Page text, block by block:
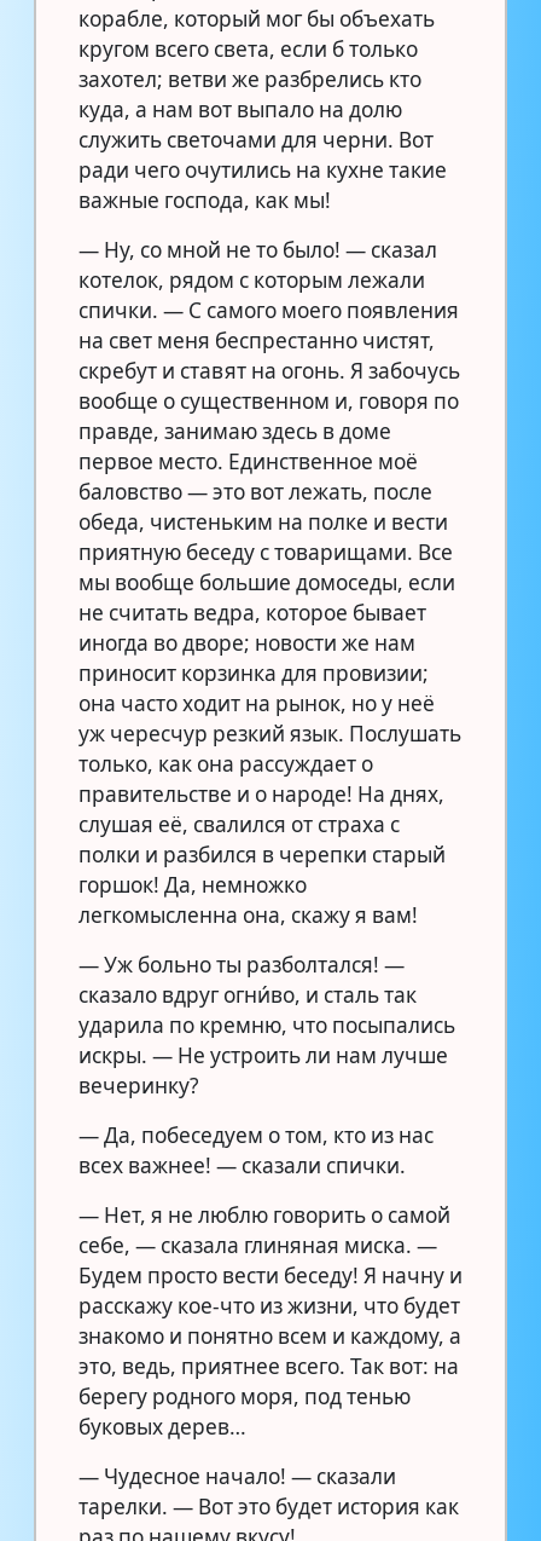
корабле, который мог бы объехать
кругом всего света, если б только
захотел; ветви же разбрелись кто
куда, а нам вот выпало на долю
служить светочами для черни. Вот
ради чего очутились на кухне такие
важные господа, как мы!
— Ну, со мной не то было! — сказал
котелок, рядом с которым лежали
спички. — С самого моего появления
на свет меня беспрестанно чистят,
скребут и ставят на огонь. Я забочусь
вообще о существенном и, говоря по
правде, занимаю здесь в доме
первое место. Единственное моё
баловство — это вот лежать, после
обеда, чистеньким на полке и вести
приятную беседу с товарищами. Все
мы вообще большие домоседы, если
не считать ведра, которое бывает
иногда во дворе; новости же нам
приносит корзинка для провизии;
она часто ходит на рынок, но у неё
уж чересчур резкий язык. Послушать
только, как она рассуждает о
правительстве и о народе! На днях,
слушая её, свалился от страха с
полки и разбился в черепки старый
горшок! Да, немножко
легкомысленна она, скажу я вам!
— Уж больно ты разболтался! —
сказало вдруг огни́во, и сталь так
ударила по кремню, что посыпались
искры. — Не устроить ли нам лучше
вечеринку?
— Да, побеседуем о том, кто из нас
всех важнее! — сказали спички.
— Нет, я не люблю говорить о самой
себе, — сказала глиняная миска. —
Будем просто вести беседу! Я начну и
расскажу кое-что из жизни, что будет
знакомо и понятно всем и каждому, а
это, ведь, приятнее всего. Так вот: на
берегу родного моря, под тенью
буковых дерев…
— Чудесное начало! — сказали
тарелки. — Вот это будет история как